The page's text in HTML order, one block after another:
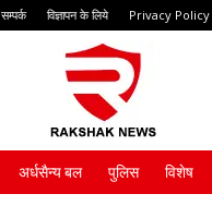
सम्पर्क विज्ञापन के लिये Privacy Policy
अर्धसैन्य बल पुलिस विशेष